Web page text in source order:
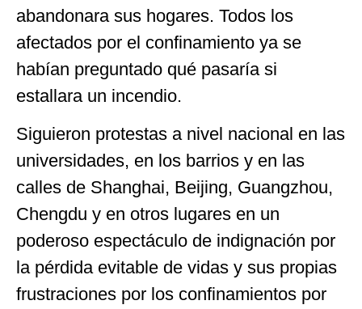
abandonara sus hogares. Todos los
afectados por el confinamiento ya se
habían preguntado qué pasaría si
estallara un incendio.
Siguieron protestas a nivel nacional en las
universidades, en los barrios y en las
calles de Shanghai, Beijing, Guangzhou,
Chengdu y en otros lugares en un
poderoso espectáculo de indignación por
la pérdida evitable de vidas y sus propias
frustraciones por los confinamientos por